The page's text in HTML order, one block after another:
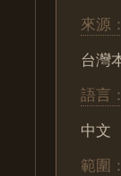
來源：
台灣
語言：
中文
範圍：